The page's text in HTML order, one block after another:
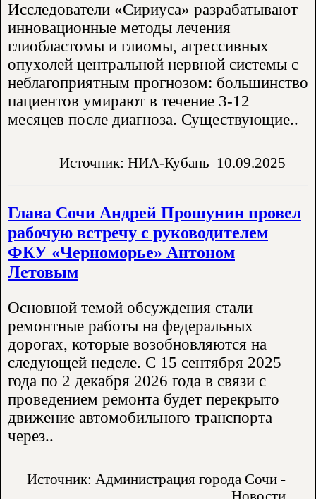
Исследователи «Сириуса» разрабатывают
инновационные методы лечения
глиобластомы и глиомы, агрессивных
опухолей центральной нервной системы с
неблагоприятным прогнозом: большинство
пациентов умирают в течение 3-12
месяцев после диагноза. Существующие..
Источник: НИА-Кубань 10.09.2025
Глава Сочи Андрей Прошунин провел
рабочую встречу с руководителем
ФКУ «Черноморье» Антоном
Летовым
Основной темой обсуждения стали
ремонтные работы на федеральных
дорогах, которые возобновляются на
следующей неделе. С 15 сентября 2025
года по 2 декабря 2026 года в связи с
проведением ремонта будет перекрыто
движение автомобильного транспорта
через..
Источник: Администрация города Сочи -